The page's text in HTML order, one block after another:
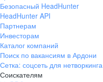
Безопасный HeadHunter
HeadHunter API
Партнерам
Инвесторам
Каталог компаний
Поиск по вакансиям в Ардони
Сетка: соцсеть для нетворкинга
Соискателям